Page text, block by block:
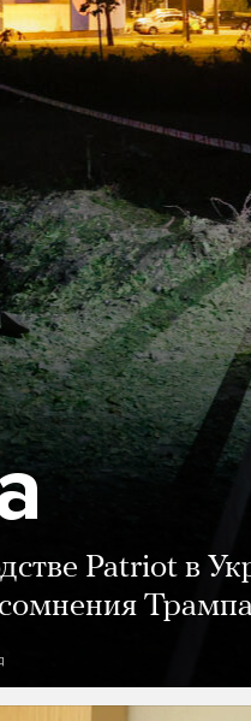
Patriot в